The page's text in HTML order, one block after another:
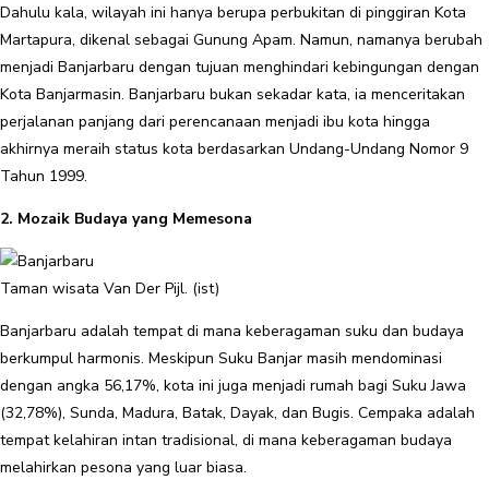
Dahulu kala, wilayah ini hanya berupa perbukitan di pinggiran Kota
Martapura, dikenal sebagai Gunung Apam. Namun, namanya berubah
menjadi Banjarbaru dengan tujuan menghindari kebingungan dengan
Kota Banjarmasin. Banjarbaru bukan sekadar kata, ia menceritakan
perjalanan panjang dari perencanaan menjadi ibu kota hingga
akhirnya meraih status kota berdasarkan Undang-Undang Nomor 9
Tahun 1999.
2. Mozaik Budaya yang Memesona
Taman wisata Van Der Pijl. (ist)
Banjarbaru adalah tempat di mana keberagaman suku dan budaya
berkumpul harmonis. Meskipun Suku Banjar masih mendominasi
dengan angka 56,17%, kota ini juga menjadi rumah bagi Suku Jawa
(32,78%), Sunda, Madura, Batak, Dayak, dan Bugis. Cempaka adalah
tempat kelahiran intan tradisional, di mana keberagaman budaya
melahirkan pesona yang luar biasa.